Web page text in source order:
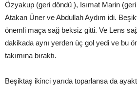
Özyakup (geri döndü ), Isımat Marin
Atakan Üner ve Abdullah Aydım idi.
önemli maça sağ beksiz gitti. Ve Lens
dakikada aynı yerden üç gol yedi ve bu
takımına bıraktı.
Beşiktaş ikinci yarıda toparlansa da